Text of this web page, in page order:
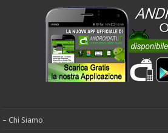
– Chi Siamo